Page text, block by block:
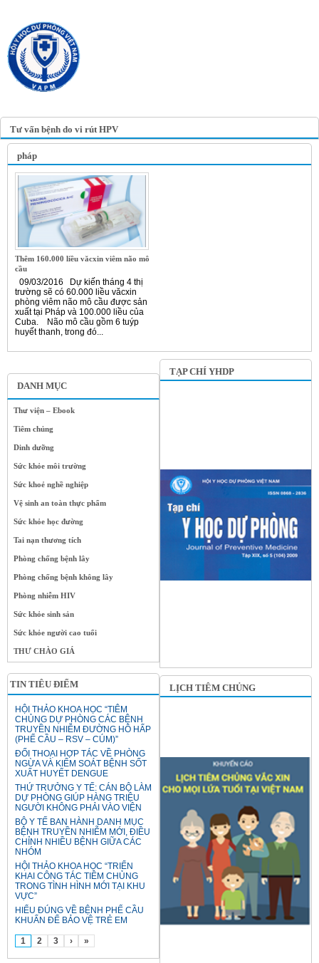
Tư vấn bệnh do vi rút HPV
DANH MỤC
Thư viện – Ebook
Tiêm chủng
Dinh dưỡng
Sức khỏe môi trường
Sức khoẻ nghề nghiệp
Vệ sinh an toàn thực phẩm
Sức khỏe học đường
Tai nạn thương tích
Phòng chống bệnh lây
Phòng chống bệnh không lây
Phòng nhiễm HIV
Sức khỏe sinh sản
Sức khỏe người cao tuổi
THƯ CHÀO GIÁ
TIN TIÊU ĐIỂM
HỘI THẢO KHOA HỌC “TIÊM
CHỦNG DỰ PHÒNG CÁC BỆNH
TRUYỀN NHIỄM ĐƯỜNG HÔ HẤP
(PHẾ CẦU – RSV – CÚM)”
ĐỐI THOẠI HỢP TÁC VỀ PHÒNG
NGỪA VÀ KIỂM SOÁT BỆNH SỐT
XUẤT HUYẾT DENGUE
THỨ TRƯỞNG Y TẾ: CÁN BỘ LÀM
DỰ PHÒNG GIÚP HÀNG TRIỆU
NGƯỜI KHÔNG PHẢI VÀO VIỆN
BỘ Y TẾ BAN HÀNH DANH MỤC
BỆNH TRUYỀN NHIỄM MỚI, ĐIỀU
CHỈNH NHIỀU BỆNH GIỮA CÁC
NHÓM
HỘI THẢO KHOA HỌC “TRIỂN
KHAI CÔNG TÁC TIÊM CHỦNG
TRONG TÌNH HÌNH MỚI TẠI KHU
VỰC”
HIỂU ĐÚNG VỀ BỆNH PHẾ CẦU
KHUẨN ĐỂ BẢO VỆ TRẺ EM
1 2 3 › »
pháp
Thêm 160.000 liều văcxin viêm não mô
cầu
09/03/2016 Dự kiến tháng 4 thị
trường sẽ có 60.000 liều văcxin
phòng viêm não mô cầu được sản
xuất tại Pháp và 100.000 liều của
Cuba. Não mô cầu gồm 6 tuýp
huyết thanh, trong đó...
TẠP CHÍ YHDP
LỊCH TIÊM CHỦNG